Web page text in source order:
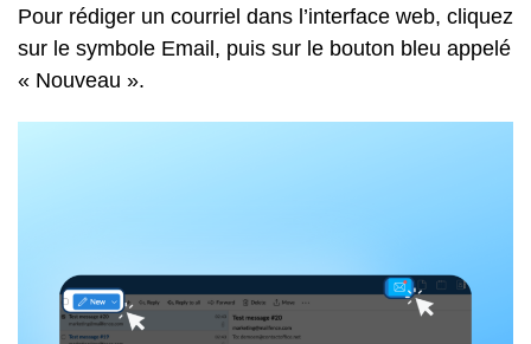
Pour rédiger un courriel dans l’interface web, cliquez
sur le symbole Email, puis sur le bouton bleu appelé
« Nouveau ».